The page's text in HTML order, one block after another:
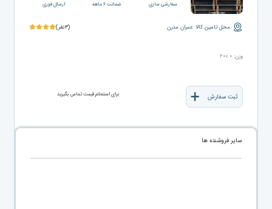
سفارشی سازی ضمانت ۶ ماهه ارسال فوری
محل تامین کالا: عمران مدرن (۳نفر)
وزن: ۲۰۰.۰
ثبت سفارش برای استعلام قیمت تماس بگیرید
سایر فروشنده ها